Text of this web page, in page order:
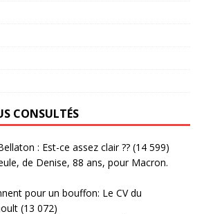
CONSULTÉS
: Est-ce assez clair ?? (14 599)
de Denise, 88 ans, pour Macron.
pour un bouffon: Le CV du
(13 072)